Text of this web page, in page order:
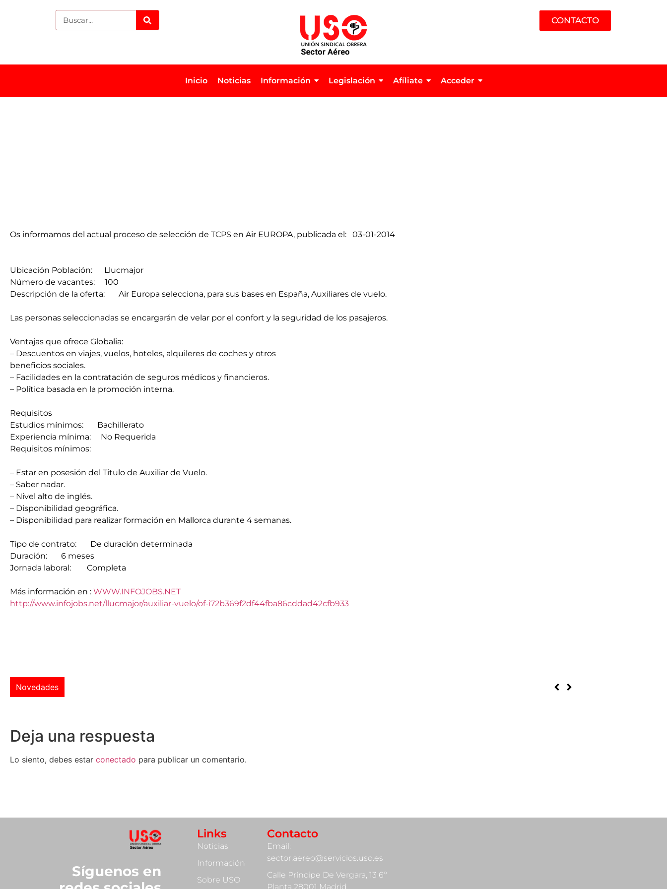
CONTACTO
Inicio Noticias Información Legislación Afíliate Acceder
Os informamos del actual proceso de selección de TCPS en Air EUROPA, publicada el: 03-01-2014
Ubicación Población: Llucmajor
Número de vacantes: 100
Descripción de la oferta: Air Europa selecciona, para sus bases en España, Auxiliares de vuelo.
Las personas seleccionadas se encargarán de velar por el confort y la seguridad de los pasajeros.
Ventajas que ofrece Globalia:
– Descuentos en viajes, vuelos, hoteles, alquileres de coches y otros
beneficios sociales.
– Facilidades en la contratación de seguros médicos y financieros.
– Política basada en la promoción interna.
Requisitos
Estudios mínimos: Bachillerato
Experiencia mínima: No Requerida
Requisitos mínimos:
– Estar en posesión del Titulo de Auxiliar de Vuelo.
– Saber nadar.
– Nivel alto de inglés.
– Disponibilidad geográfica.
– Disponibilidad para realizar formación en Mallorca durante 4 semanas.
Tipo de contrato: De duración determinada
Duración: 6 meses
Jornada laboral: Completa
Más información en : WWW.INFOJOBS.NET
http://www.infojobs.net/llucmajor/auxiliar-vuelo/of-i72b369f2df44fba86cddad42cfb933
Novedades
Deja una respuesta
Lo siento, debes estar conectado para publicar un comentario.
Síguenos en
Links
Noticias
Información
Sobre USO
Contacto
Email:
sector.aereo@servicios.uso.es
Calle Príncipe De Vergara, 13 6º
Planta 28001 Madrid